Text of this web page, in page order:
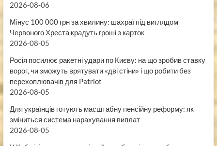
2026-08-06
Мінус 100 000 грн за хвилину: шахраї під виглядом
Червоного Хреста крадуть гроші з карток
2026-08-05
Росія посилює ракетні удари по Києву: на що зробив ставку
ворог, чи зможуть врятувати «дві стіни» і що робити без
перехоплювачів для Patriot
2026-08-05
Для українців готують масштабну пенсійну реформу: як
зміниться система нарахування виплат
2026-08-05